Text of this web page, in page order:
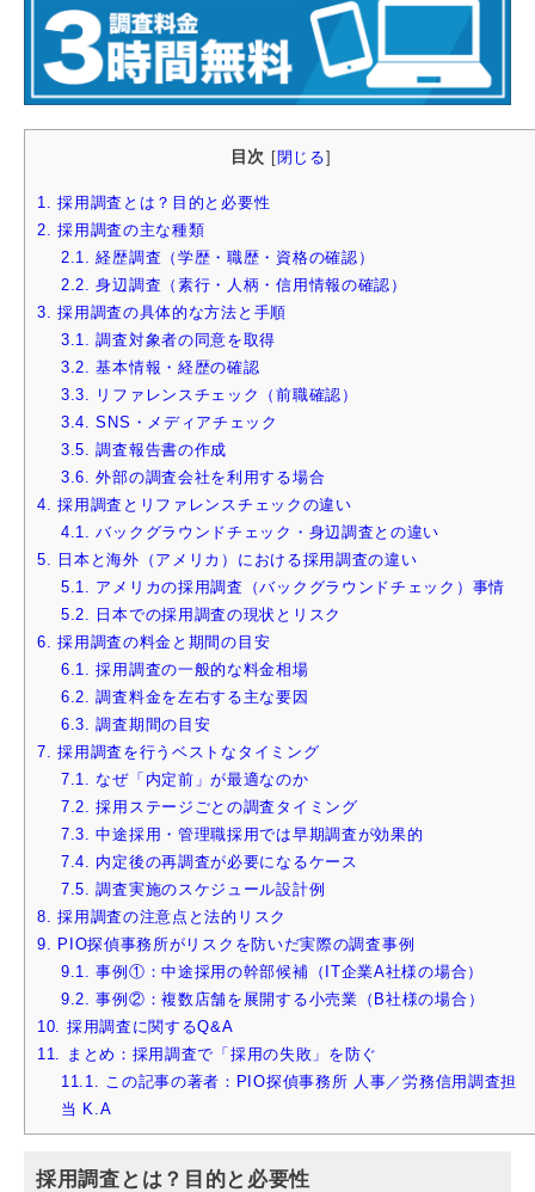
目次 閉じる
1.
採用調査とは？目的と必要性
2.
採用調査の主な種類
2.1.
経歴調査（学歴・職歴・資格の確認）
2.2.
身辺調査（素行・人柄・信用情報の確認）
3.
採用調査の具体的な方法と手順
3.1.
調査対象者の同意を取得
3.2.
基本情報・経歴の確認
3.3.
リファレンスチェック（前職確認）
3.4.
SNS・メディアチェック
3.5.
調査報告書の作成
3.6.
外部の調査会社を利用する場合
4.
採用調査とリファレンスチェックの違い
4.1.
バックグラウンドチェック・身辺調査との違い
5.
日本と海外（アメリカ）における採用調査の違い
5.1.
アメリカの採用調査（バックグラウンドチェック）事情
5.2.
日本での採用調査の現状とリスク
6.
採用調査の料金と期間の目安
6.1.
採用調査の一般的な料金相場
6.2.
調査料金を左右する主な要因
6.3.
調査期間の目安
7.
採用調査を行うベストなタイミング
7.1.
なぜ「内定前」が最適なのか
7.2.
採用ステージごとの調査タイミング
7.3.
中途採用・管理職採用では早期調査が効果的
7.4.
内定後の再調査が必要になるケース
7.5.
調査実施のスケジュール設計例
8.
採用調査の注意点と法的リスク
9.
PIO探偵事務所がリスクを防いだ実際の調査事例
9.1.
事例①：中途採用の幹部候補（IT企業A社様の場合）
9.2.
事例②：複数店舗を展開する小売業（B社様の場合）
10.
採用調査に関するQ&A
11.
まとめ：採用調査で「採用の失敗」を防ぐ
11.1.
この記事の著者：PIO探偵事務所 人事／労務信用調査担
当 K.A
採用調査とは？目的と必要性